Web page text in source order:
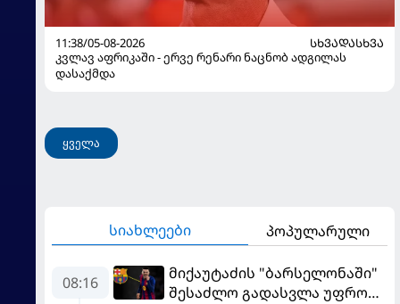
11:38/05-08-2026
ᲡᲮᲕᲐᲓᲐᲡᲮᲕᲐ
კვლავ აფრიკაში - ერვე რენარი ნაცნობ ადგილას
დასაქმდა
ყველა
სიახლეები პოპულარული
08:16
მიქაუტაძის "ბარსელონაში"
შესაძლო გადასვლა უფრო